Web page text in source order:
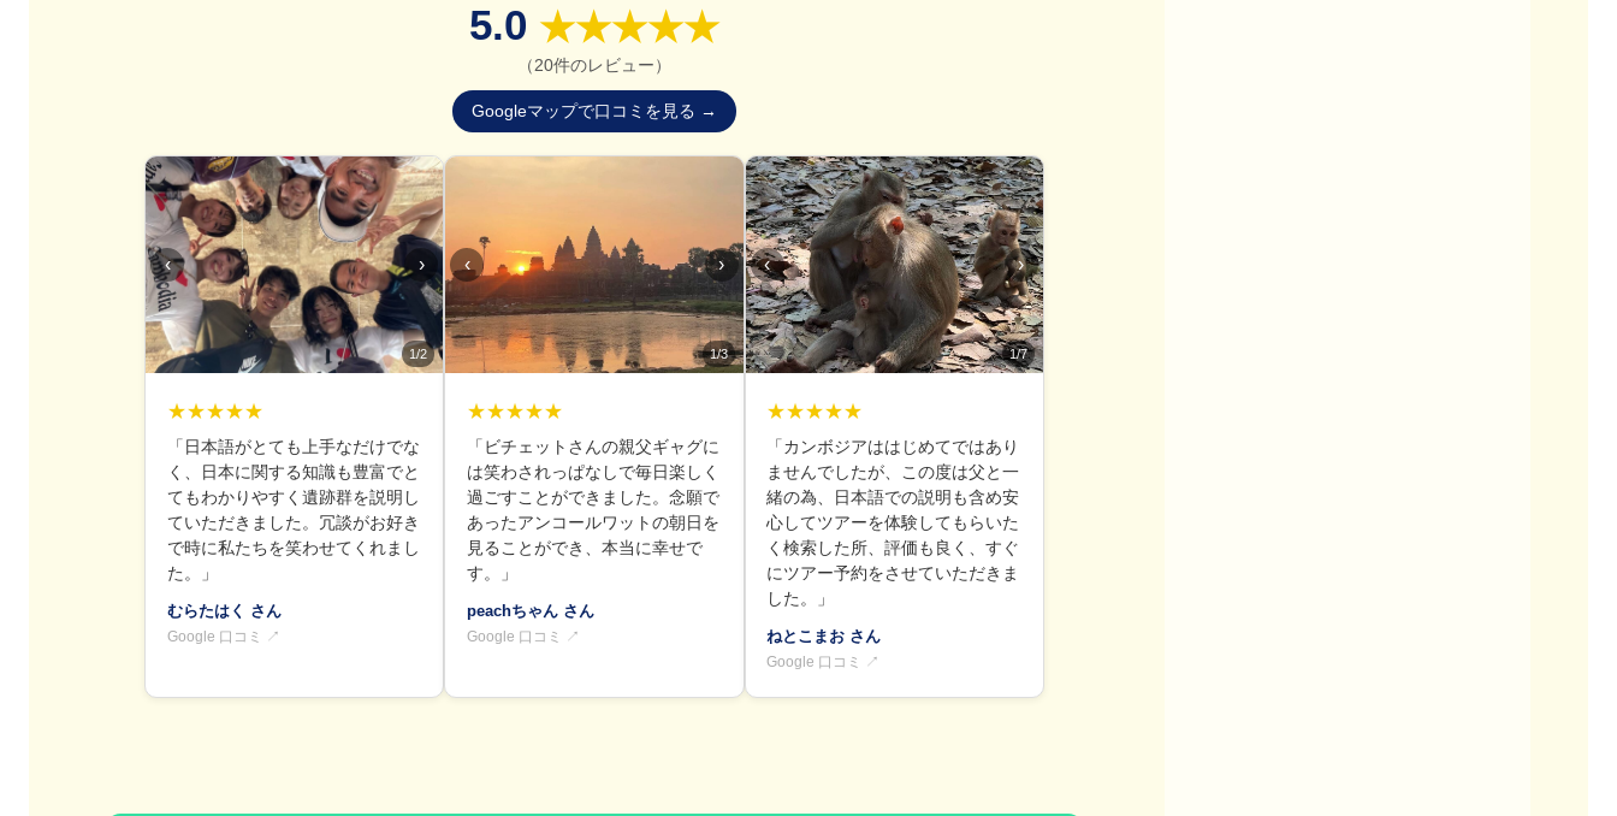
5.0 ★★★★★
（20件のレビュー）
Googleマップで口コミを見る →
‹ ›
1/2
★★★★★
「日本語がとても上手なだけでな
く、日本に関する知識も豊富でと
てもわかりやすく遺跡群を説明し
ていただきました。冗談がお好き
で時に私たちを笑わせてくれまし
た。」
むらたはく さん
Google 口コミ ↗
‹ ›
1/3
★★★★★
「ビチェットさんの親父ギャグに
は笑わされっぱなしで毎日楽しく
過ごすことができました。念願で
あったアンコールワットの朝日を
見ることができ、本当に幸せで
す。」
peachちゃん さん
Google 口コミ ↗
‹ ›
1/7
★★★★★
「カンボジアははじめてではあり
ませんでしたが、この度は父と一
緒の為、日本語での説明も含め安
心してツアーを体験してもらいた
く検索した所、評価も良く、すぐ
にツアー予約をさせていただきま
した。」
ねとこまお さん
Google 口コミ ↗